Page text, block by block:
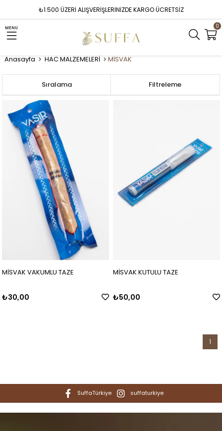
₺1.500 ÜZERİ ALIŞVERİŞLERİNİZDE KARGO ÜCRETSİZ
MENU 0
Anasayfa HAC MALZEMELERİ MİSVAK
Filtreleme
Sıralama
MİSVAK VAKUMLU TAZE
₺30,00
MİSVAK KUTULU TAZE
₺50,00
1
SuffaTürkiye suffaturkiye